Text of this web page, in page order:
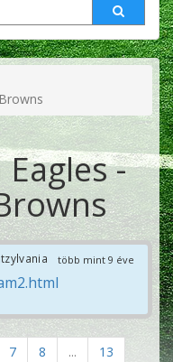
-
több mint 9 éve
7 8 ...
13